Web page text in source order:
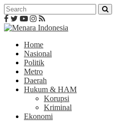
Home
Nasional
Politik
Metro
Daerah
Hukum & HAM
Korupsi
Kriminal
Ekonomi